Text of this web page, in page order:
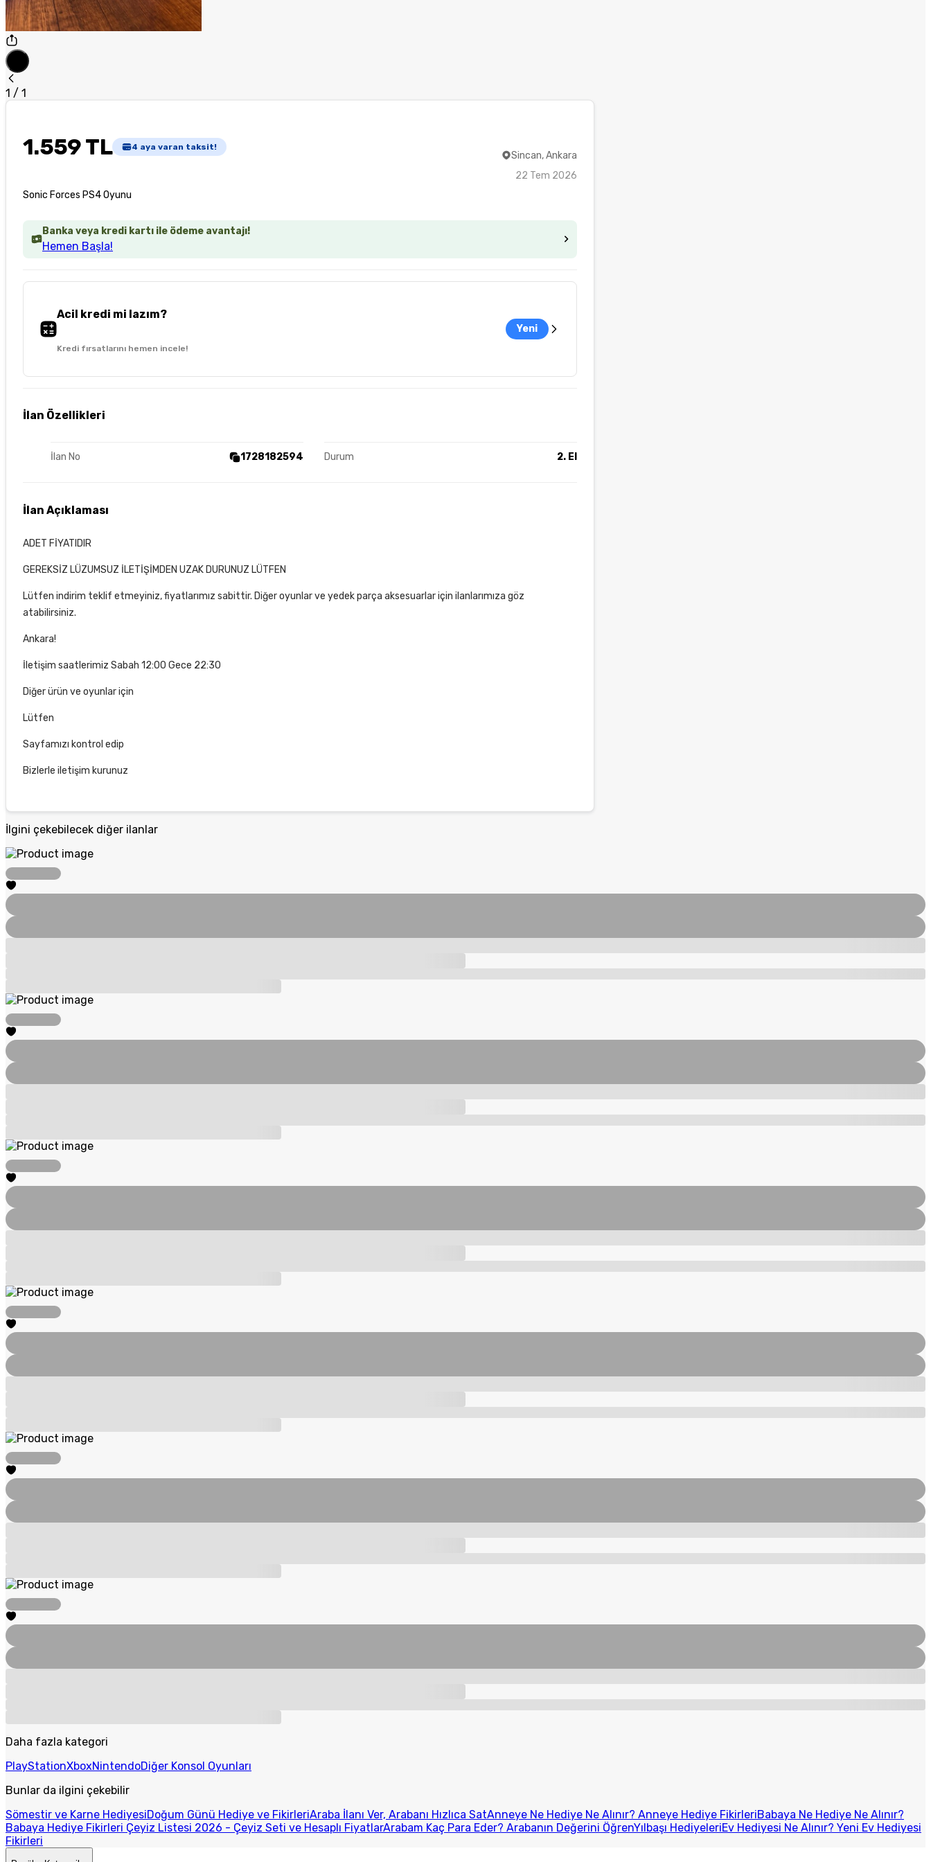
1 / 1
1.559 TL 4 aya varan taksit!
Sonic Forces PS4 Oyunu
Sincan, Ankara
22 Tem 2026
Banka veya kredi kartı ile ödeme avantajı!
Hemen Başla!
Acil kredi mi lazım?
Kredi fırsatlarını hemen incele!
Yeni
İlan Özellikleri
İlan No 1728182594 Durum 2. El
İlan Açıklaması
ADET FİYATIDIR
GEREKSİZ LÜZUMSUZ İLETİŞİMDEN UZAK DURUNUZ LÜTFEN
Lütfen indirim teklif etmeyiniz, fiyatlarımız sabittir. Diğer oyunlar ve yedek parça aksesuarlar için ilanlarımıza göz
atabilirsiniz.
Ankara!
İletişim saatlerimiz Sabah 12:00 Gece 22:30
Diğer ürün ve oyunlar için
Lütfen
Sayfamızı kontrol edip
Bizlerle iletişim kurunuz
İlgini çekebilecek diğer ilanlar
Daha fazla kategori
PlayStationXboxNintendoDiğer Konsol Oyunları
Bunlar da ilgini çekebilir
Sömestir ve Karne HediyesiDoğum Günü Hediye ve FikirleriAraba İlanı Ver, Arabanı Hızlıca SatAnneye Ne Hediye Ne Alınır? Anneye Hediye FikirleriBabaya Ne Hediye Ne Alınır?
Babaya Hediye Fikirleri Çeyiz Listesi 2026 - Çeyiz Seti ve Hesaplı FiyatlarArabam Kaç Para Eder? Arabanın Değerini ÖğrenYılbaşı HediyeleriEv Hediyesi Ne Alınır? Yeni Ev Hediyesi
Fikirleri